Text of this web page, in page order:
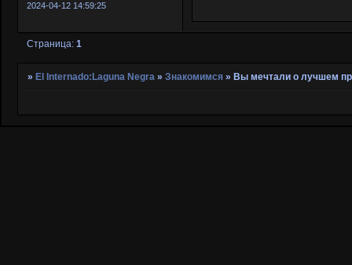
2024-04-12 14:59:25
Страница:1
» El Internado:Laguna Negra »Знакомимся » Вы мечтали о лучшем